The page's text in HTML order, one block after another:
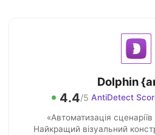
Dolphin
4.4/5 AntiDetect
«Автоматизація
Найкращий візуальний